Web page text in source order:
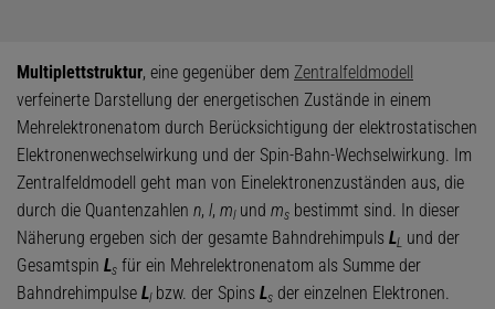
Multiplettstruktur, eine gegenüber dem Zentralfeldmodell
verfeinerte Darstellung der energetischen Zustände in einem
Mehrelektronenatom durch Berücksichtigung der elektrostatischen
Elektronenwechselwirkung und der Spin-Bahn-Wechselwirkung. Im
Zentralfeldmodell geht man von Einelektronenzuständen aus, die
durch die Quantenzahlen n, l, mlund ms bestimmt sind. In dieser
Näherung ergeben sich der gesamte Bahndrehimpuls LL und der
Gesamtspin Ls für ein Mehrelektronenatom als Summe der
Bahndrehimpulse Llbzw. der Spins Ls der einzelnen Elektronen.